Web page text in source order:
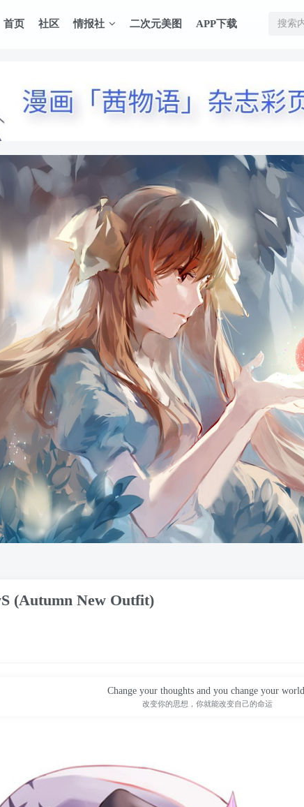
首页 社区 情报社 二次元美图 APP下载
(Autumn New Outfit)
Change your thoughts and you change your world.
改变你的思想，你就能改变自己的命运